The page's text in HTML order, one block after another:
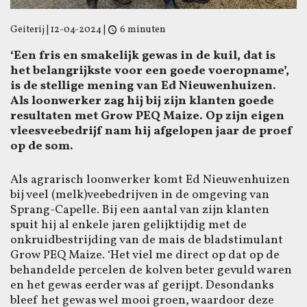
Geiterij 12-04-2024 6 minuten
‘Een fris en smakelijk gewas in de kuil, dat is
het belangrijkste voor een goede voeropname’,
is de stellige mening van Ed Nieuwenhuizen.
Als loonwerker zag hij bij zijn klanten goede
resultaten met Grow PEQ Maize. Op zijn eigen
vleesveebedrijf nam hij afgelopen jaar de proef
op de som.
Als agrarisch loonwerker komt Ed Nieuwenhuizen
bij veel (melk)veebedrijven in de omgeving van
Sprang-Capelle. Bij een aantal van zijn klanten
spuit hij al enkele jaren gelijktijdig met de
onkruidbestrijding van de mais de bladstimulant
Grow PEQ Maize. ‘Het viel me direct op dat op de
behandelde percelen de kolven beter gevuld waren
en het gewas eerder was af gerijpt. Desondanks
bleef het gewas wel mooi groen, waardoor deze